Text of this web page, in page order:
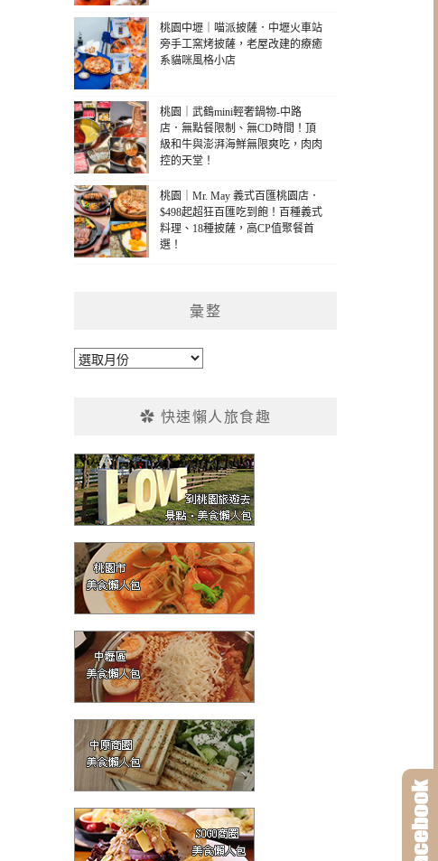
桃園中壢｜喵派披薩．中壢火車站
旁手工窯烤披薩，老屋改建的療癒
系貓咪風格小店
桃園｜武鶴mini輕奢鍋物-中路
店．無點餐限制、無CD時間！頂
級和牛與澎湃海鮮無限爽吃，肉肉
控的天堂！
桃園｜Mr. May 義式百匯桃園店．
$498起超狂百匯吃到飽！百種義式
料理、18種披薩，高CP值聚餐首
選！
彙整
彙
✿ 快速懶人旅食趣